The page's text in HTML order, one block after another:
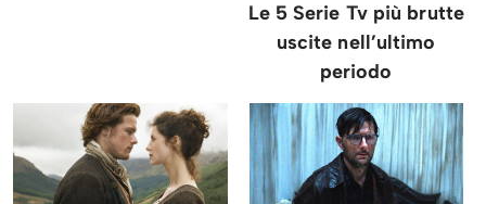
Le 5 Serie Tv più brutte
uscite nell’ultimo
periodo